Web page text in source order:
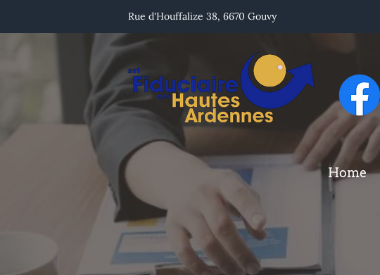
Rue d'Houffalize 38, 6670 Gouvy
Home